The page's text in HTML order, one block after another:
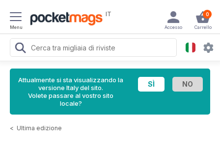
Menu
IT 0
Carrello
Accesso
Attualmente si sta visualizzando la
versione Italy del sito.
Volete passare al vostro sito
locale?
< Ultima edizione